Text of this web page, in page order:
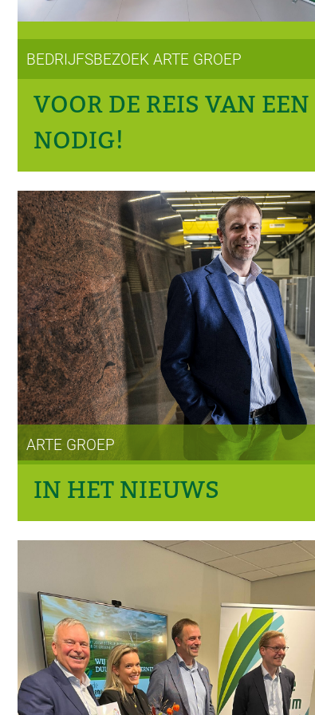
BEDRIJFSBEZOEK ARTE GROEP
VOOR DE REIS VAN
NODIG!
ARTE GROEP
IN HET NIEUWS